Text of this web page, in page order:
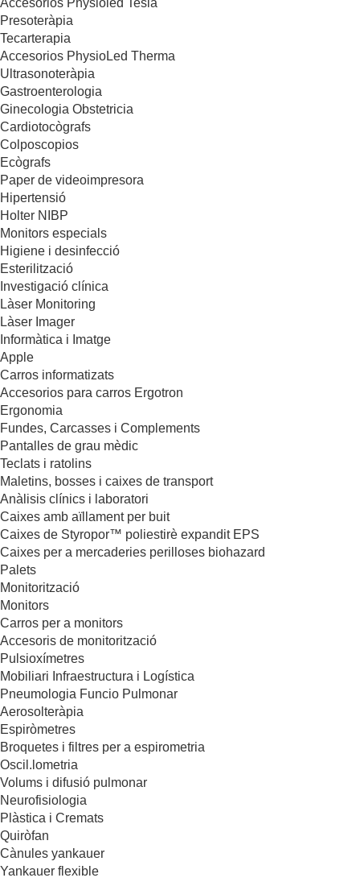
Presoteràpia
Tecarterapia
Accesorios PhysioLed Therma
Ultrasonoteràpia
Gastroenterologia
Ginecologia Obstetricia
Cardiotocògrafs
Colposcopios
Ecògrafs
Paper de videoimpresora
Hipertensió
Holter NIBP
Monitors especials
Higiene i desinfecció
Esterilització
Investigació clínica
Làser Monitoring
Làser Imager
Informàtica i Imatge
Apple
Carros informatizats
Accesorios para carros Ergotron
Ergonomia
Fundes, Carcasses i Complements
Pantalles de grau mèdic
Teclats i ratolins
Maletins, bosses i caixes de transport
Anàlisis clínics i laboratori
Caixes amb aïllament per buit
Caixes de Styropor™ poliestirè expandit EPS
Caixes per a mercaderies perilloses biohazard
Palets
Monitorització
Monitors
Carros per a monitors
Accesoris de monitorització
Pulsioxímetres
Mobiliari Infraestructura i Logística
Pneumologia Funcio Pulmonar
Aerosolteràpia
Espiròmetres
Broquetes i filtres per a espirometria
Oscil.lometria
Volums i difusió pulmonar
Neurofisiologia
Plàstica i Cremats
Quiròfan
Cànules yankauer
Yankauer flexible